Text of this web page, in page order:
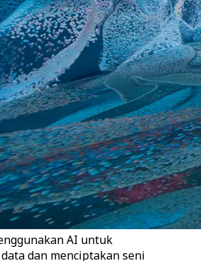
AI untuk
dan menciptakan seni